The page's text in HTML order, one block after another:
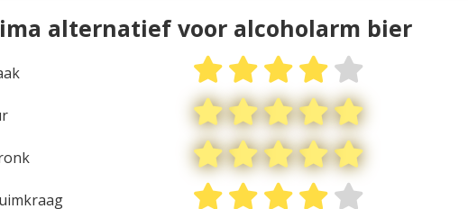
alternatief voor alcoholarm bier